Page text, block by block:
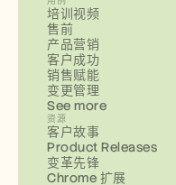
培训视频
售前
产品营销
客户成功
销售赋能
变更管理
See more
资源
客户故事
Product Releases
变革先锋
Chrome 扩展